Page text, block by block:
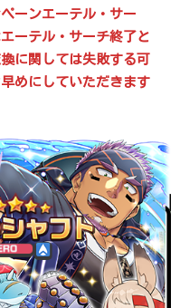
ーンエーテル・サー
ーテル・サーチ終了と
に関しては失敗する可
めにしていただきます